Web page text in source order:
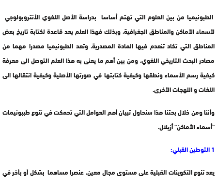
الطبونيميا من بين العلوم التي تهتم أساسا بدراسة الأصل اللغوي الأنتروبولوجي
لأسماء الأماكن والمناطق الجغرافية، وبذلك فهذا العلم يعد قاعدة لكتابة تاريخ بعض
المناطق التي تكاد تنعدم فيها المادة المصدرية، وتعد الطبونيميا مصدرا مهما من
مصادر البحث التاريخي اللغوي، ومن بين أهم ما يعنى به هذا العلم التوصل الى معرفة
كيفية رسم الأسماء ونطقها وكيفية كتابتها في صورتها الأصلية وكيفية انتقالها الى
اللغات و اللهجات الأخرى.
وأننا ومن خلال بحثنا هذا سنحاول تبيان أهم العوامل التي تحمكت في تنوع طببونيمات
“أسماء الأماكن” أزيلال.
1 التوطين القبلي:
يعد تنوع التكوينات القبلية على مستوى مجال معين، عنصرا مساهما بشكل أو بأخر في